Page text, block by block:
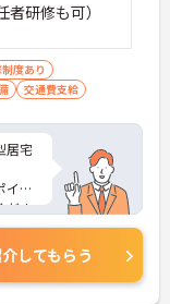
研修も可）
度あり
交通費支給
居宅
イン
ださ
してもらう